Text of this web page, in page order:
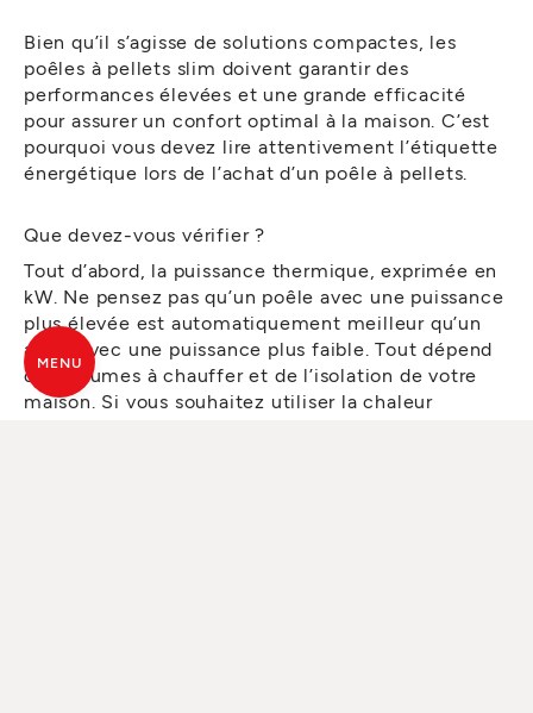
Bien qu’il s’agisse de solutions compactes, les
poêles à pellets slim doivent garantir des
performances élevées et une grande efficacité
pour assurer un confort optimal à la maison. C’est
pourquoi vous devez lire attentivement l’étiquette
énergétique lors de l’achat d’un poêle à pellets.
Que devez-vous vérifier ?
Tout d’abord, la puissance thermique, exprimée en
kW. Ne pensez pas qu’un poêle avec une puissance
plus élevée est automatiquement meilleur qu’un
autre avec une puissance plus faible. Tout dépend
des volumes à chauffer et de l’isolation de votre
maison. Si vous souhaitez utiliser la chaleur
MENU